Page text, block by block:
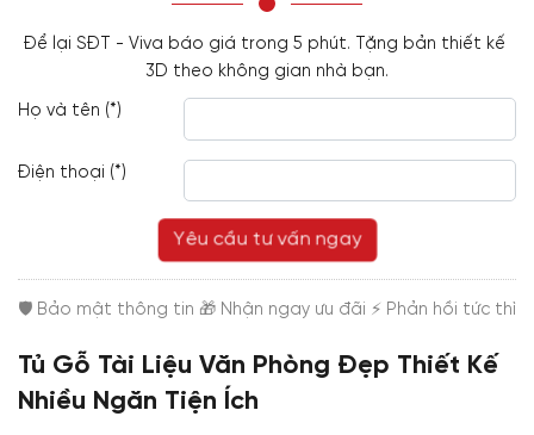
Để lại SĐT - Viva báo giá trong 5 phút. Tặng bản thiết kế
3D theo không gian nhà bạn.
Họ và tên (*)
Điện thoại (*)
Yêu cầu tư vấn ngay
Tủ Gỗ Tài Liệu Văn Phòng Đẹp Thiết Kế
Nhiều Ngăn Tiện Ích